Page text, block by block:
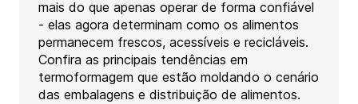
mais do que apenas operar de forma confiável
- elas agora determinam como os alimentos
permanecem frescos, acessíveis e recicláveis.
Confira as principais tendências em
termoformagem que estão moldando o cenário
das embalagens e distribuição de alimentos.